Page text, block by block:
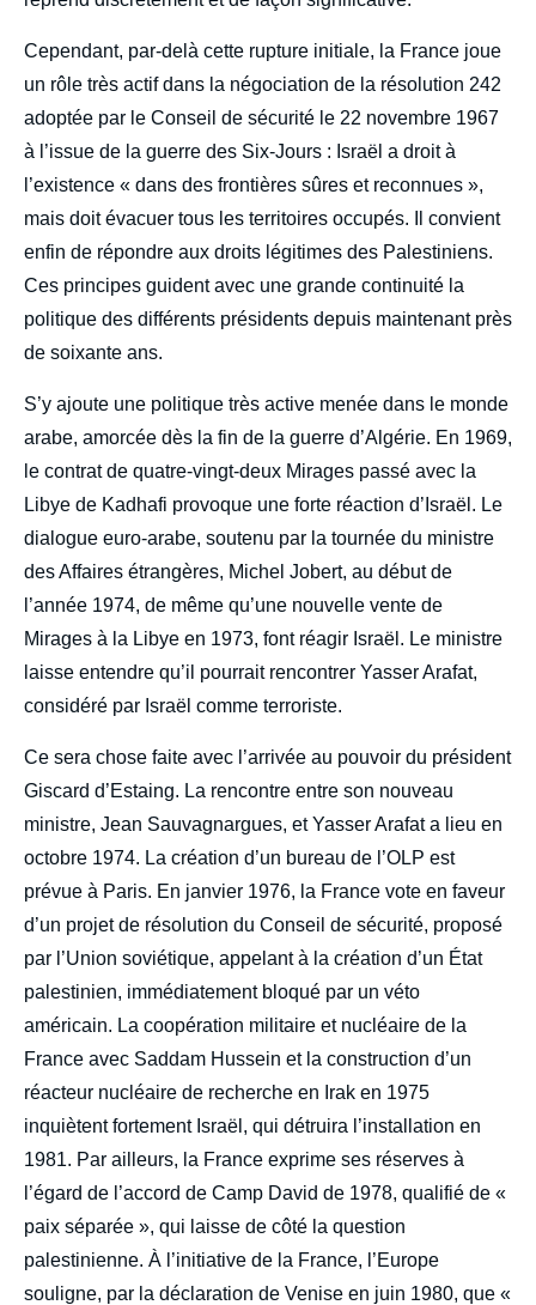
Cependant, par-delà cette rupture initiale, la France joue
un rôle très actif dans la négociation de la résolution 242
adoptée par le Conseil de sécurité le 22 novembre 1967
à l’issue de la guerre des Six-Jours : Israël a droit à
l’existence « dans des frontières sûres et reconnues »,
mais doit évacuer tous les territoires occupés. Il convient
enfin de répondre aux droits légitimes des Palestiniens.
Ces principes guident avec une grande continuité la
politique des différents présidents depuis maintenant près
de soixante ans.
S’y ajoute une politique très active menée dans le monde
arabe, amorcée dès la fin de la guerre d’Algérie. En 1969,
le contrat de quatre-vingt-deux Mirages passé avec la
Libye de Kadhafi provoque une forte réaction d’Israël. Le
dialogue euro-arabe, soutenu par la tournée du ministre
des Affaires étrangères, Michel Jobert, au début de
l’année 1974, de même qu’une nouvelle vente de
Mirages à la Libye en 1973, font réagir Israël. Le ministre
laisse entendre qu’il pourrait rencontrer Yasser Arafat,
considéré par Israël comme terroriste.
Ce sera chose faite avec l’arrivée au pouvoir du président
Giscard d’Estaing. La rencontre entre son nouveau
ministre, Jean Sauvagnargues, et Yasser Arafat a lieu en
octobre 1974. La création d’un bureau de l’OLP est
prévue à Paris. En janvier 1976, la France vote en faveur
d’un projet de résolution du Conseil de sécurité, proposé
par l’Union soviétique, appelant à la création d’un État
palestinien, immédiatement bloqué par un véto
américain. La coopération militaire et nucléaire de la
France avec Saddam Hussein et la construction d’un
réacteur nucléaire de recherche en Irak en 1975
inquiètent fortement Israël, qui détruira l’installation en
1981. Par ailleurs, la France exprime ses réserves à
l’égard de l’accord de Camp David de 1978, qualifié de «
paix séparée », qui laisse de côté la question
palestinienne. À l’initiative de la France, l’Europe
souligne, par la déclaration de Venise en juin 1980, que «